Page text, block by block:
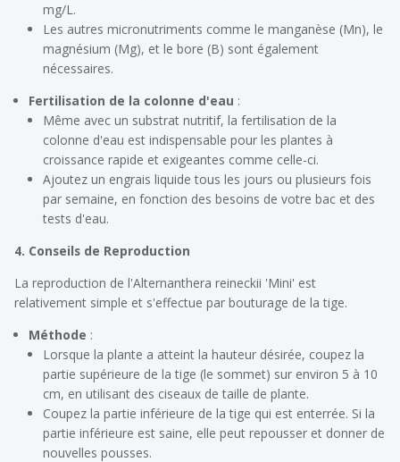
mg/L.
Les autres micronutriments comme le manganèse (Mn), le
magnésium (Mg), et le bore (B) sont également
nécessaires.
Fertilisation de la colonne d'eau :
Même avec un substrat nutritif, la fertilisation de la
colonne d'eau est indispensable pour les plantes à
croissance rapide et exigeantes comme celle-ci.
Ajoutez un engrais liquide tous les jours ou plusieurs fois
par semaine, en fonction des besoins de votre bac et des
tests d'eau.
4. Conseils de Reproduction
La reproduction de l'Alternanthera reineckii 'Mini' est
relativement simple et s'effectue par bouturage de la tige.
Méthode :
Lorsque la plante a atteint la hauteur désirée, coupez la
partie supérieure de la tige (le sommet) sur environ 5 à 10
cm, en utilisant des ciseaux de taille de plante.
Coupez la partie inférieure de la tige qui est enterrée. Si la
partie inférieure est saine, elle peut repousser et donner de
nouvelles pousses.